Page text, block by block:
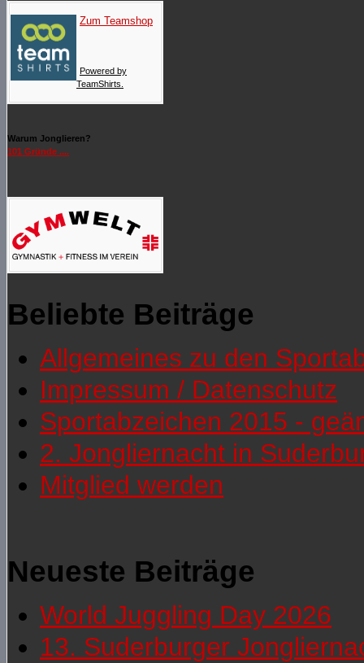
Zum Teamshop
Powered by
TeamShirts.
Warum Jonglieren?
101 Gründe ....
Beliebte Beiträge
Allgemeines zu den
Impressum / Datenschutz
Sportabzeichen 2015 -
2. Jongliernacht in
Mitglied werden
Neueste Beiträge
World Juggling Day 2026
13. Suderburger